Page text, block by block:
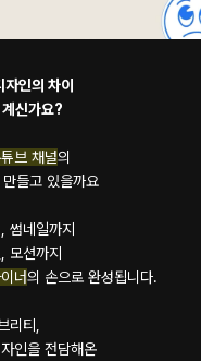
인의 차이
신가요?
브 채널의
들고 있을까요
썸네일까지
모션까지
너의 손으로 완성됩니다.
리티,
인을 전담해온